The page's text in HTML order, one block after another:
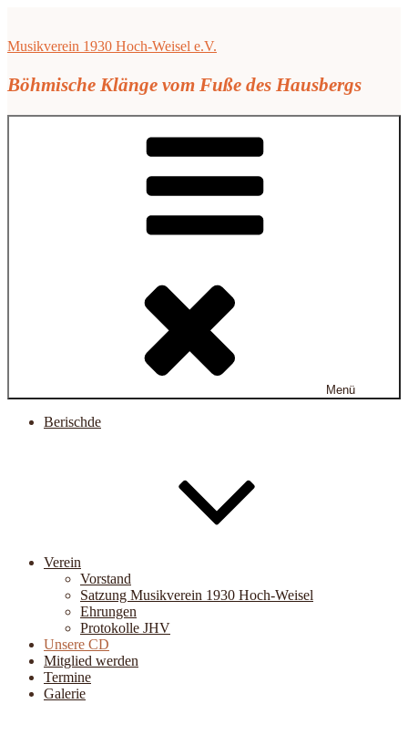
springen
Musikverein 1930 Hoch-Weisel e.V.
Böhmische Klänge vom Fuße des Hausbergs
Menü
Berischde
Verein
Vorstand
Satzung Musikverein 1930 Hoch-Weisel
Ehrungen
Protokolle JHV
Unsere CD
Mitglied werden
Termine
Galerie